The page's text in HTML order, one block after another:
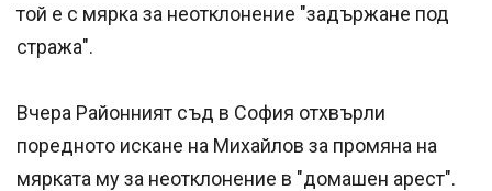
той е с мярка за неотклонение "задържане под
стража".
Вчера Районният съд в София отхвърли
поредното искане на Михайлов за промяна на
мярката му за неотклонение в "домашен арест".